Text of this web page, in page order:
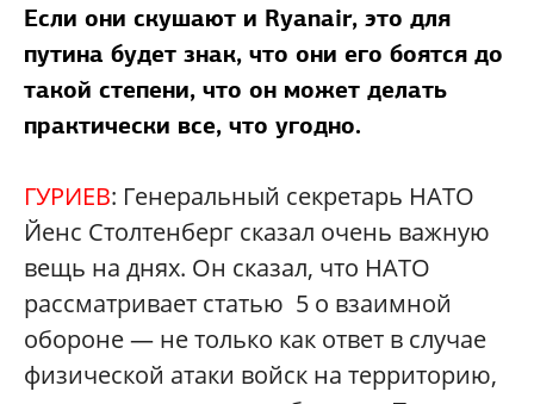
Если они скушают и Ryanair, это для
путина будет знак, что они его боятся до
такой степени, что он может делать
практически все, что угодно.
ГУРИЕВ: Генеральный секретарь НАТО
Йенс Столтенберг сказал очень важную
вещь на днях. Он сказал, что НАТО
рассматривает статью 5 о взаимной
обороне — не только как ответ в случае
физической атаки войск на территорию,